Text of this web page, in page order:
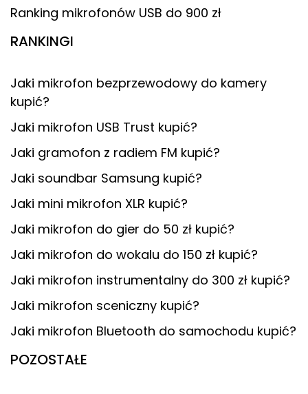
Ranking mikrofonów USB do 900 zł
RANKINGI
Jaki mikrofon bezprzewodowy do kamery
kupić?
Jaki mikrofon USB Trust kupić?
Jaki gramofon z radiem FM kupić?
Jaki soundbar Samsung kupić?
Jaki mini mikrofon XLR kupić?
Jaki mikrofon do gier do 50 zł kupić?
Jaki mikrofon do wokalu do 150 zł kupić?
Jaki mikrofon instrumentalny do 300 zł kupić?
Jaki mikrofon sceniczny kupić?
Jaki mikrofon Bluetooth do samochodu kupić?
POZOSTAŁE